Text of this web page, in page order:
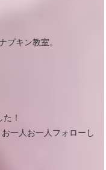
プキン教室。
！
一人お一人フォローし